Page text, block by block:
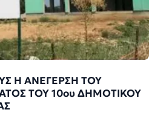
Η ΑΝΕΓΕΡΣΗ ΤΟΥ
ΤΟΥ 10ου ΔΗΜΟΤΙΚΟΥ